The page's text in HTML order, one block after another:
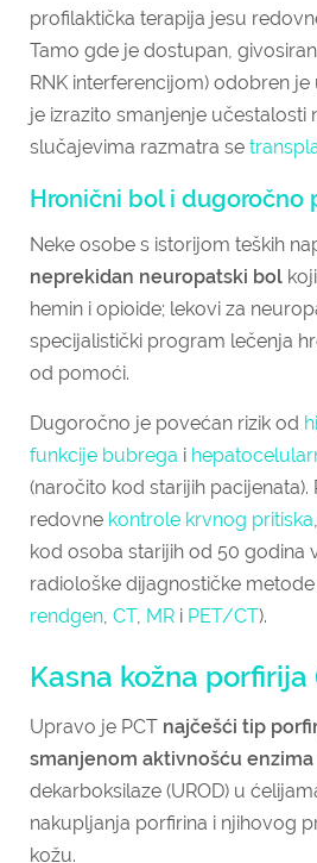
profilaktička terapija jesu
Tamo gde je dostupan,
RNK interferencijom) odobren je
je izrazito smanjenje učestalosti
slučajevima razmatra se
Hronični bol i dugoročno
Neke osobe s istorijom teških
neprekidan neuropatski bol
hemin i opioide; lekovi za
specijalistički program lečenja
od pomoći.
Dugoročno je povećan rizik od
funkcije bubrega i
(naročito kod starijih
redovne kontrole krvnog pritiska,
kod osoba starijih od 50 godina
radiološke dijagnostičke
rendgen, CT, MR i PET/CT).
Kasna kožna porfirija
Upravo je PCT najčešći tip
smanjenom aktivnošću enzima
dekarboksilaze (UROD) u
nakupljanja porfirina i njihovog
kožu.